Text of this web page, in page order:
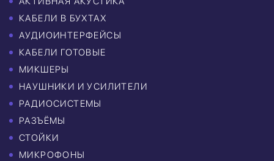
КАБЕЛИ В БУХТАХ
АУДИОИНТЕРФЕЙСЫ
КАБЕЛИ ГОТОВЫЕ
МИКШЕРЫ
НАУШНИКИ И УСИЛИТЕЛИ
РАДИОСИСТЕМЫ
РАЗЪЁМЫ
СТОЙКИ
МИКРОФОНЫ